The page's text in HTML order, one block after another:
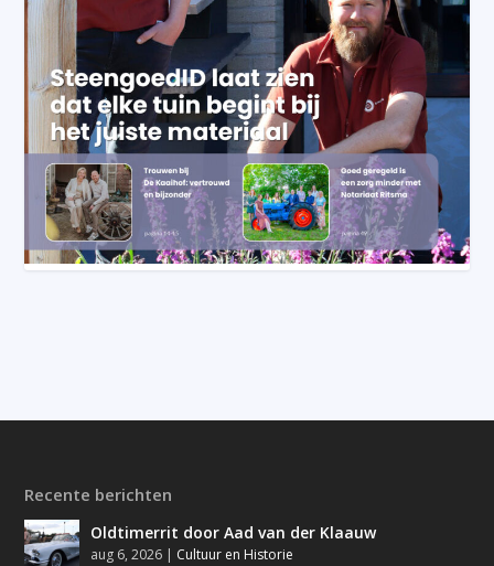
Recente berichten
Oldtimerrit door Aad van der Klaauw
aug 6, 2026 | Cultuur en Historie